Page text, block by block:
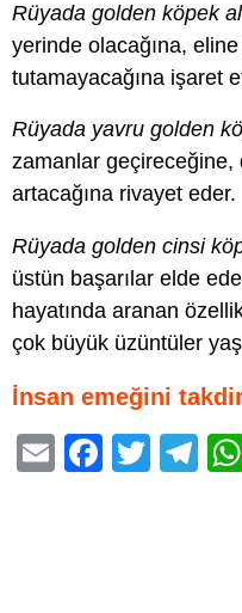
Rüyada golden köpek
yerinde olacağına,
tutamayacağına işaret
Rüyada yavru golden
zamanlar
artacağına rivayet eder.
Rüyada golden cinsi
üstün başarılar elde
hayatında aranan
çok büyük üzüntüler
İnsan emeğini
E
F
T
T